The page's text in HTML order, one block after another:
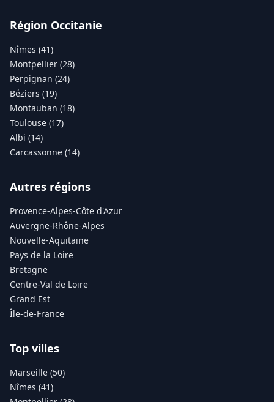
Région Occitanie
Nîmes (41)
Montpellier (28)
Perpignan (24)
Béziers (19)
Montauban (18)
Toulouse (17)
Albi (14)
Carcassonne (14)
Autres régions
Provence-Alpes-Côte d'Azur
Auvergne-Rhône-Alpes
Nouvelle-Aquitaine
Pays de la Loire
Bretagne
Centre-Val de Loire
Grand Est
Île-de-France
Top villes
Marseille (50)
Nîmes (41)